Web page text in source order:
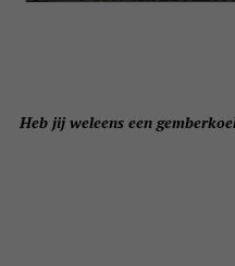
Heb jij weleens een